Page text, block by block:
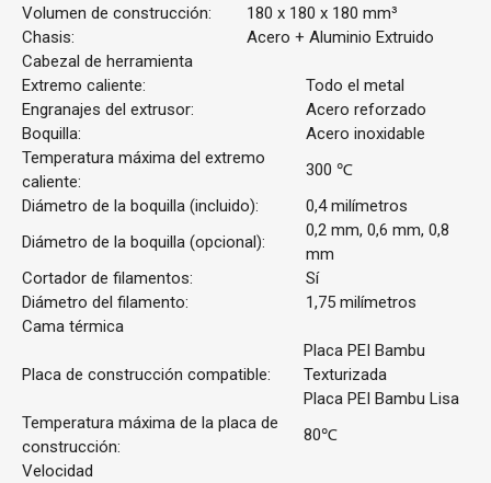
Volumen de construcción:
180 x 180 x 180 mm³
Chasis:
Acero + Aluminio Extruido
Cabezal de herramienta
Extremo caliente:
Todo el metal
Engranajes del extrusor:
Acero reforzado
Boquilla:
Acero inoxidable
Temperatura máxima del extremo
caliente:
300 ℃
Diámetro de la boquilla (incluido):
0,4 milímetros
Diámetro de la boquilla (opcional):
0,2 mm, 0,6 mm, 0,8
mm
Cortador de filamentos:
Sí
Diámetro del filamento:
1,75 milímetros
Cama térmica
Placa de construcción compatible:
Placa PEI Bambu
Texturizada
Placa PEI Bambu Lisa
Temperatura máxima de la placa de
construcción:
80℃
Velocidad